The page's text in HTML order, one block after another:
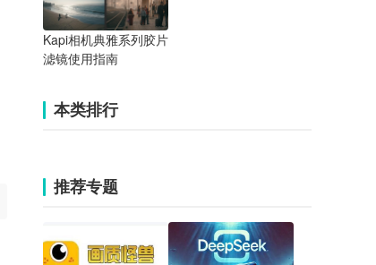
Kapi相机典雅系列胶片
滤镜使用指南
本类排行
推荐专题